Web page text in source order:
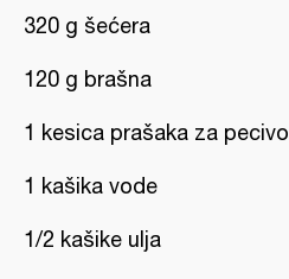
320 g šećera
120 g brašna
1 kesica prašaka za pecivo
1 kašika vode
1/2 kašike ulja